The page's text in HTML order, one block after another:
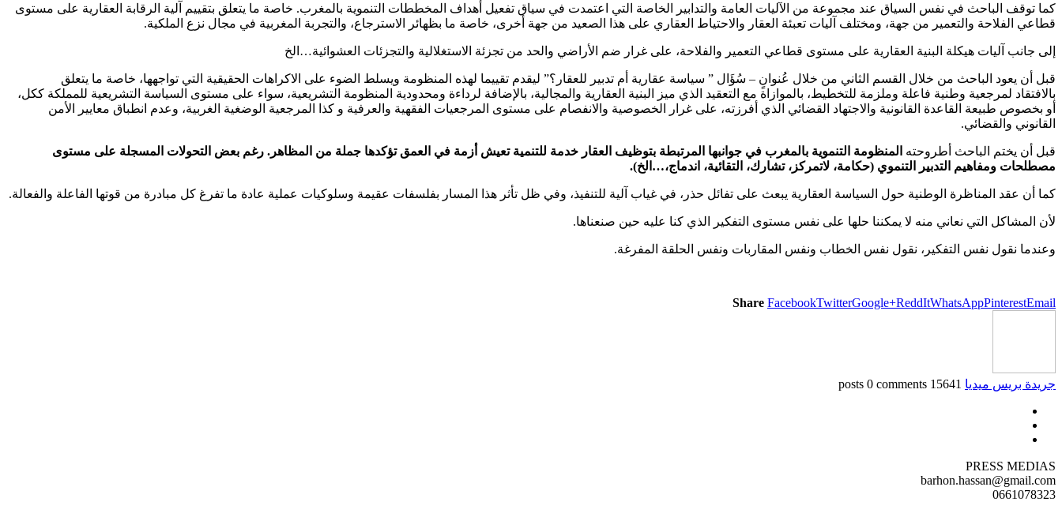
كما توقف الباحث في نفس السياق عند مجموعة من الآليات العامة والتدابير الخاصة التي اعتمدت في سياق تفعيل أهداف المخططات التنموية بالمغرب. خاصة ما يتعلق بتقييم آلية الرقابة العقارية على مستوى
قطاعي الفلاحة والتعمير من جهة، ومختلف آليات تعبئة العقار والاحتياط العقاري على هذا الصعيد من جهة أخرى، خاصة ما بظهائر الاسترجاع، والتجربة المغربية في مجال نزع الملكية.
إلى جانب آليات هيكلة البنية العقارية على مستوى قطاعي التعمير والفلاحة، على غرار ضم الأراضي والحد من تجزئة الاستغلالية والتجزئات العشوائية…الخ
قبل أن يعود الباحث من خلال القسم الثاني من خلال عُنوانٍ – سُؤَال ” سياسة عقارية أم تدبير للعقار؟” ليقدم تقييما لهذه المنظومة ويسلط الضوء على الاكراهات الحقيقية التي تواجهها، خاصة ما يتعلق
بالافتقاد لمرجعية وطنية فاعلة وملزمة للتخطيط، بالموازاة مع التعقيد الذي ميز البنية العقارية والمجالية، بالإضافة لرداءة ومحدودية المنظومة التشريعية، سواء على مستوى السياسة التشريعية للمملكة ككل،
أو بخصوص طبيعة القاعدة القانونية والاجتهاد القضائي الذي أفرزته، على غرار الخصوصية والانفصام على مستوى المرجعيات الفقهية والعرفية و كذا المرجعية الوضغية الغربية، وعدم انطباق معايير الأمن
القانوني والقضائي.
قبل أن يختم الباحث أطروحته المنظومة التنموية بالمغرب في جوانبها المرتبطة بتوظيف العقار خدمة للتنمية تعيش أزمة في العمق تؤكدها جملة من المظاهر. رغم بعض التحولات المسجلة على مستوى
مصطلحات ومفاهيم التدبير التنموي (حكامة، لاتمركز، تشارك، التقائية، اندماج،…الخ).
كما أن عقد المناظرة الوطنية حول السياسة العقارية يبعث على تفائل حذر، في غياب آلية للتنفيذ، وفي ظل تأثر هذا المسار بفلسفات عقيمة وسلوكيات عملية عادة ما تفرغ كل مبادرة من قوتها الفاعلة والفعالة.
لأن المشاكل التي نعاني منه لا يمكننا حلها على نفس مستوى التفكير الذي كنا عليه حين صنعناها.
وعندما نقول نفس التفكير، نقول نفس الخطاب ونفس المقاربات ونفس الحلقة المفرغة.
Share FacebookTwitterGoogle+ReddItWhatsAppPinterestEmail
جريدة بريس ميديا 15641 posts
0 comments
PRESS MEDIAS
barhon.hassan@gmail.com
0661078323